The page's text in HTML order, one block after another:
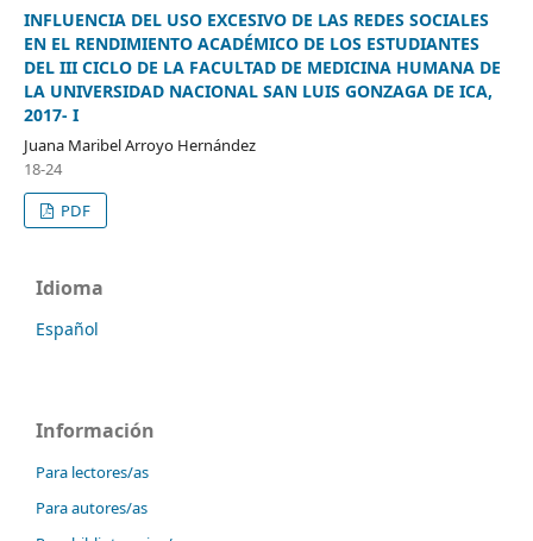
INFLUENCIA DEL USO EXCESIVO DE LAS REDES SOCIALES
EN EL RENDIMIENTO ACADÉMICO DE LOS ESTUDIANTES
DEL III CICLO DE LA FACULTAD DE MEDICINA HUMANA DE
LA UNIVERSIDAD NACIONAL SAN LUIS GONZAGA DE ICA,
2017- I
Juana Maribel Arroyo Hernández
18-24
PDF
Idioma
Español
Información
Para lectores/as
Para autores/as